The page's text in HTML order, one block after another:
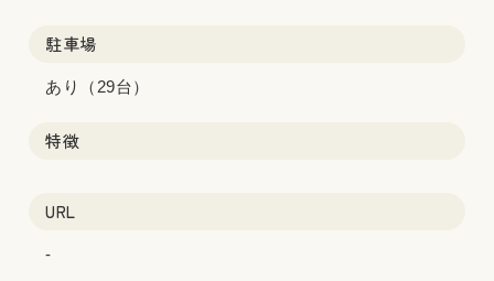
駐車場
あり（29台）
特徴
URL
-